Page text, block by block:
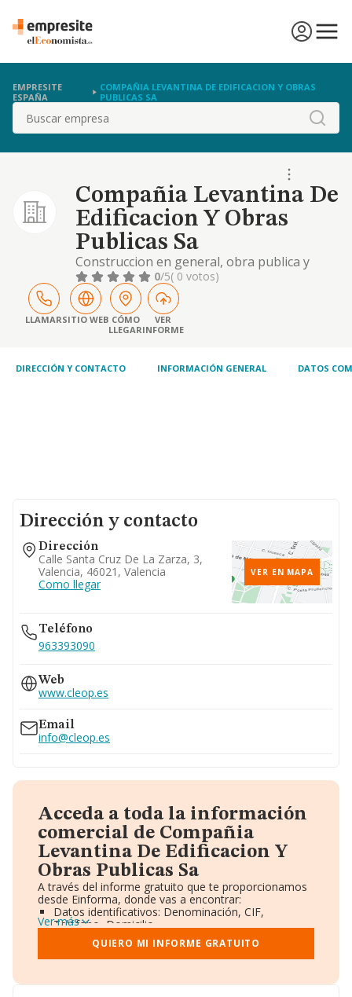
EMPRESITE
ESPAÑA
COMPAÑIA LEVANTINA DE EDIFICACION Y OBRAS
PUBLICAS SA
Buscar
Compañia Levantina De
Edificacion Y Obras
Publicas Sa
Construccion en general, obra publica y
privada.
0/5( 0 votos)
LLAMARSITIO WEB CÓMO
LLEGAR
VER
INFORME
DIRECCIÓN Y CONTACTO INFORMACIÓN GENERAL DATOS
Dirección y contacto
Dirección
Calle Santa Cruz De La Zarza, 3,
Valencia, 46021, Valencia
Como llegar
VER EN MAPA
Teléfono
963393090
Web
www.cleop.es
Email
info@cleop.es
Acceda a toda la información
comercial de Compañia
Levantina De Edificacion Y
Obras Publicas Sa
A través del informe gratuito que te proporcionamos
desde Einforma, donde vas a encontrar:
Datos identificativos: Denominación, CIF,
Teléfono, Domicilio.
Informe Mercantil Completo (BORME).
Gráficos de Evolución Ventas y Empleados.
Consejo de Administración y Administradores.
Accionistas.
Ver más
QUIERO MI INFORME GRATUITO